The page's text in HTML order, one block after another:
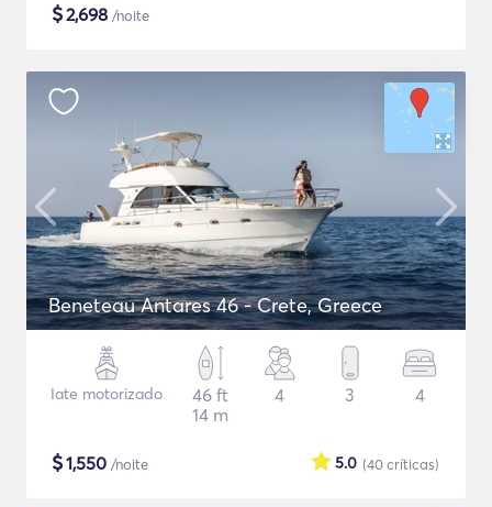
$2,698 /noite
Beneteau Antares 46 - Crete, Greece
Iate motorizado
46 ft
14 m
4 3 4
$1,550 /noite (40críticas)
5.0